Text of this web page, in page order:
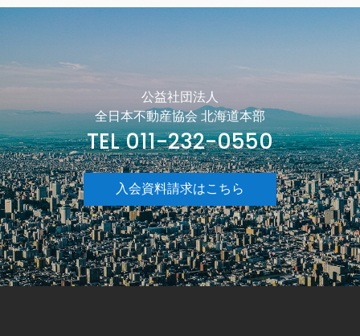
公益社団法人
全日本不動産協会 北海道本部
TEL 011-232-0550
入会資料請求はこちら